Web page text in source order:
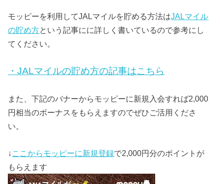
モッピーを利用してJALマイルを貯める方法はJALマイル
の貯め方という記事にに詳しく書いているので参考にし
てください。
・JALマイルの貯め方の記事はこちら
また、下記のバナーからモッピーに新規入会すれば2,000
円相当のボーナスをもらえますのでぜひご活用くださ
い。
↓ ここからモッピーに新規登録で2,000円分のポイントが
もらえます